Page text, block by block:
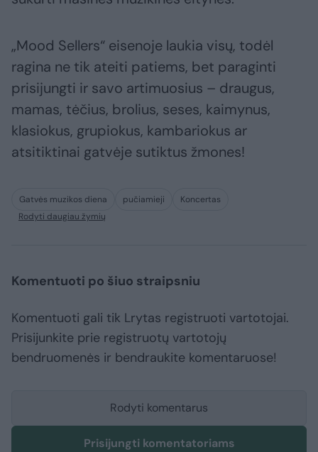
„Mood Sellers“ eisenoje laukia visų, todėl
ragina ne tik ateiti patiems, bet paraginti
prisijungti ir savo artimuosius – draugus,
mamas, tėčius, brolius, seses, kaimynus,
klasiokus, grupiokus, kambariokus ar
atsitiktinai gatvėje sutiktus žmones!
Gatvės muzikos diena pučiamieji
Koncertas
Rodyti daugiau žymių
Komentuoti po šiuo straipsniu
Komentuoti gali tik Lrytas registruoti vartotojai.
Prisijunkite prie registruotų vartotojų
bendruomenės ir bendraukite komentaruose!
Rodyti komentarus
Prisijungti komentatoriams